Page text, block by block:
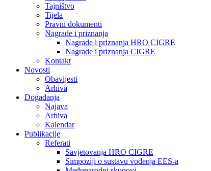
Tajništvo
Tijela
Pravni dokumenti
Nagrade i priznanja
Nagrade i priznanja HRO CIGRE
Nagrade i priznanja CIGRE
Kontakt
Novosti
Obavijesti
Arhiva
Događanja
Najava
Arhiva
Kalendar
Publikacije
Referati
Savjetovanja HRO CIGRE
Simpoziji o sustavu vođenja EES-a